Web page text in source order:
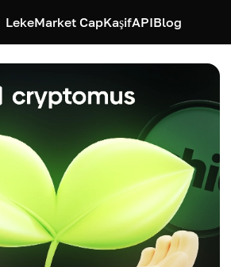
LekeMarket CapKaşifAPIBlog